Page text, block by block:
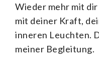
Wieder mehr mit
mit deiner Kraft,
inneren Leuchten.
meiner Begleitung.